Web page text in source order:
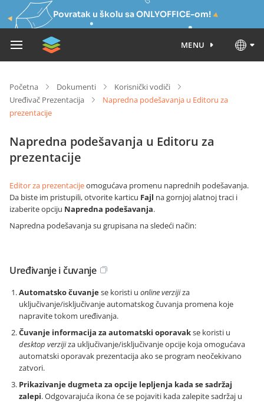
Povratak u školu sa ONLYOFFICE-om!
MENU
Početna Dokumenti
Korisnički vodiči
Uređivač Prezentacija
Napredna podešavanja u Editoru za
prezentacije
Napredna podešavanja u Editoru za
prezentacije
Editor za prezentacijeomogućava promenu naprednih podešavanja.
Da biste im pristupili, otvorite karticu Fajl na gornjoj alatnoj traci i
izaberite opciju Napredna podešavanja.
Napredna podešavanja su grupisana na sledeći način:
Uređivanje i čuvanje
Automatsko čuvanjese koristi u online verzijiza
uključivanje/isključivanje automatskog čuvanja promena koje
napravite tokom uređivanja.
Čuvanje informacija za automatski oporavakse koristi u
desktop verzijiza uključivanje/isključivanje opcije koja omogućava
automatski oporavak prezentacija ako se program neočekivano
zatvori.
Prikazivanje dugmeta za opcije lepljenja kada se sadržaj
zalepi. Odgovarajuća ikona će se pojaviti kada zalepite sadržaj u